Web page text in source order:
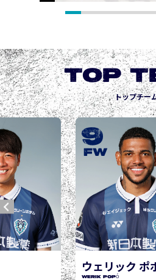
TOP
トップチー
城後 寿
JOGO Hisashi
10
FW